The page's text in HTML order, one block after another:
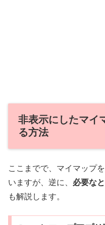
非表示にしたマイ
る方法
ここまでで、マイマップ
いますが、逆に、 必要な
も解説します。